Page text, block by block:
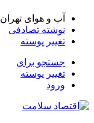
آب و هوای تهران
نوشته تصادفی
تغییر پوسته
جستجو برای
تغییر پوسته
ورود